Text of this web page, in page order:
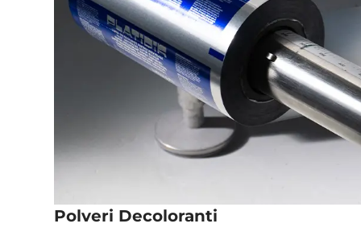
Polveri Decoloranti